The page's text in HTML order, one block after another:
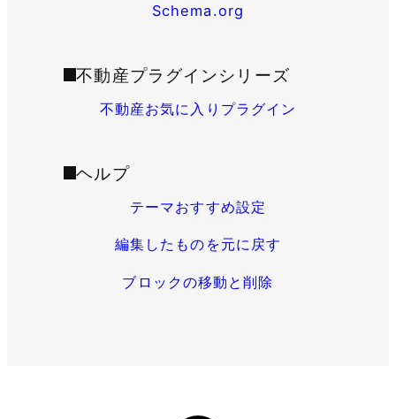
Schema.org
不動産プラグインシリーズ
不動産お気に入りプラグイン
ヘルプ
テーマおすすめ設定
編集したものを元に戻す
ブロックの移動と削除